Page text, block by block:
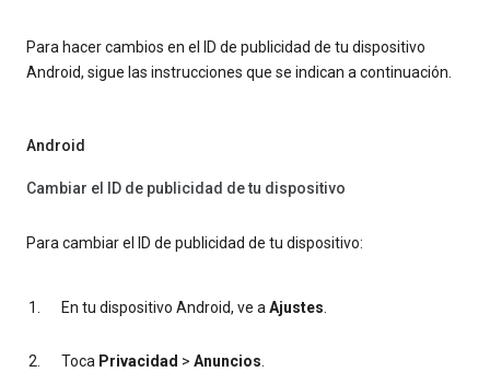
Para hacer cambios en el ID de publicidad de tu dispositivo
Android, sigue las instrucciones que se indican a continuación.
Android
Cambiar el ID de publicidad de tu dispositivo
Para cambiar el ID de publicidad de tu dispositivo:
En tu dispositivo Android, ve aAjustes.
Toca Privacidad > Anuncios.